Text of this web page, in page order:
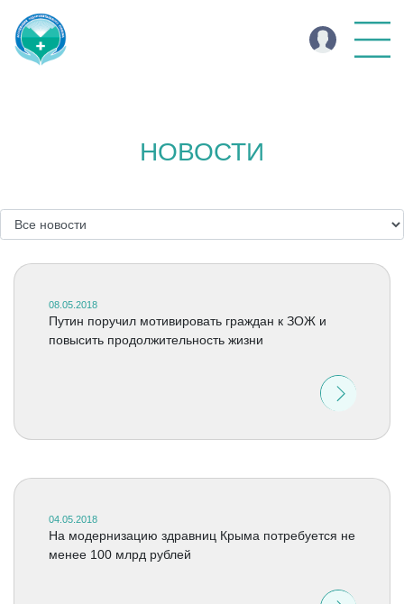
НОВОСТИ
08.05.2018
Путин поручил мотивировать граждан к ЗОЖ и
повысить продолжительность жизни
04.05.2018
На модернизацию здравниц Крыма потребуется не
менее 100 млрд рублей